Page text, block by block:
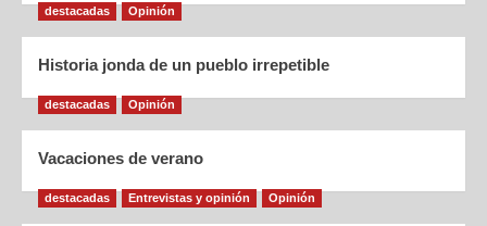
destacadas Opinión
Historia jonda de un pueblo irrepetible
destacadas Opinión
Vacaciones de verano
destacadas Entrevistas y opinión Opinión